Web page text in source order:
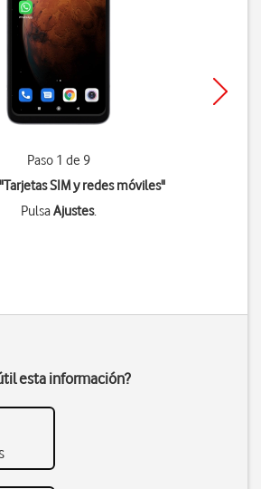
Paso 1 de 9
Tarjetas SIM y redes móviles"
PulsaAjustes.
esta información?